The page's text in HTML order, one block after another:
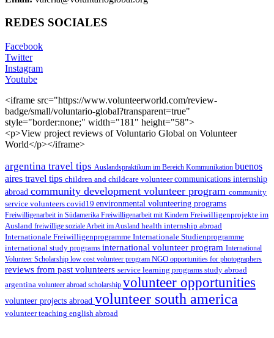
REDES SOCIALES
Facebook
Twitter
Instagram
Youtube
<iframe src="https://www.volunteerworld.com/review-
badge/small/voluntario-global?transparent=true"
style="border:none;" width="181" height="58">
<p>View project reviews of Voluntario Global on Volunteer
World</p></iframe>
argentina travel tips Auslandspraktikum im Bereich Kommunikation buenos
aires travel tips children and childcare volunteercommunications internship
abroad community development volunteer program community
service volunteers covid19 environmental volunteering programs
Freiwilligenarbeit in Südamerika Freiwilligenarbeit mit Kindern Freiwilligenprojekte im
Ausland freiwillige soziale Arbeit im Ausland health internship abroad
Internationale Freiwilligenprogramme Internationale Studienprogramme
international study programs international volunteer program International
Volunteer Scholarship low cost volunteer program NGO opportunities for photographers
reviews from past volunteers service learning programs study abroad
argentina volunteer abroad scholarship volunteer opportunities
volunteer projects abroad volunteer south america
volunteer teaching english abroad